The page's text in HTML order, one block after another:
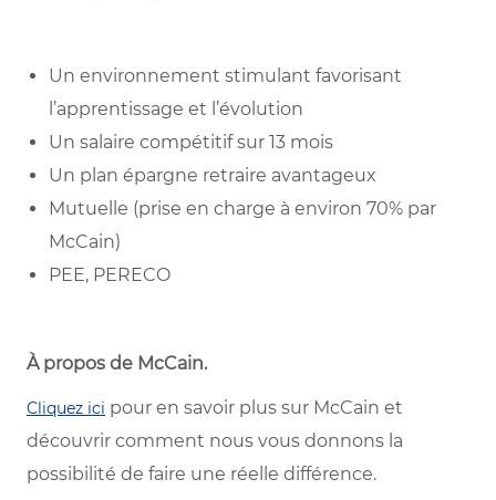
Un environnement stimulant favorisant
l’apprentissage et l’évolution
Un salaire compétitif sur 13 mois
Un plan épargne retraire avantageux
Mutuelle (prise en charge à environ 70% par
McCain)
PEE, PERECO
À propos de McCain.
Cliquez ici pour en savoir plus sur McCain et
découvrir comment nous vous donnons la
possibilité de faire une réelle différence.